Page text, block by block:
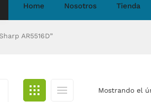
Home Nosotros Tienda
AR5516D”
Mostrando el